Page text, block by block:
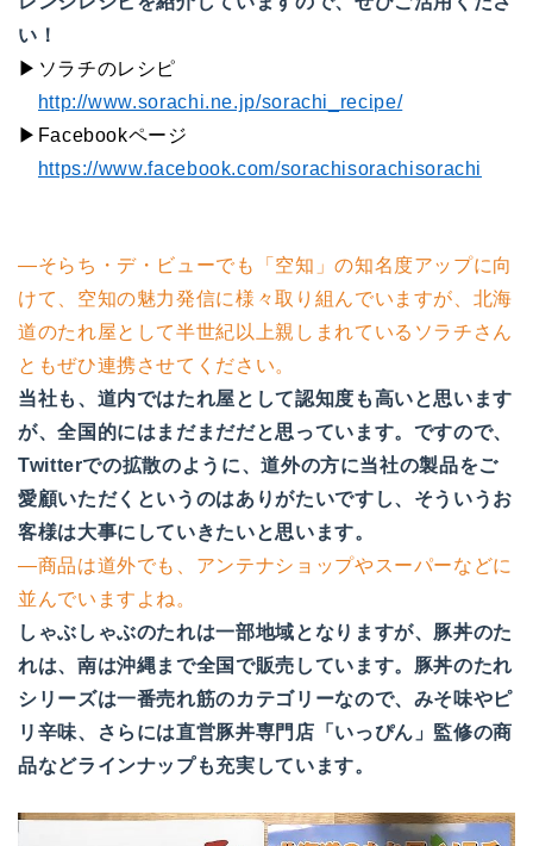
い！
▶ソラチのレシピ
http://www.sorachi.ne.jp/sorachi_recipe/
▶Facebookページ
https://www.facebook.com/sorachisorachisorachi
―そらち・デ・ビューでも「空知」の知名度アップに向
けて、空知の魅力発信に様々取り組んでいますが、北海
道のたれ屋として半世紀以上親しまれているソラチさん
ともぜひ連携させてください。
当社も、道内ではたれ屋として認知度も高いと思います
が、全国的にはまだまだだと思っています。ですので、
Twitterでの拡散のように、道外の方に当社の製品をご
愛顧いただくというのはありがたいですし、そういうお
客様は大事にしていきたいと思います。
―商品は道外でも、アンテナショップやスーパーなどに
並んでいますよね。
しゃぶしゃぶのたれは一部地域となりますが、豚丼のた
れは、南は沖縄まで全国で販売しています。豚丼のたれ
シリーズは一番売れ筋のカテゴリーなので、みそ味やピ
リ辛味、さらには直営豚丼専門店「いっぴん」監修の商
品などラインナップも充実しています。